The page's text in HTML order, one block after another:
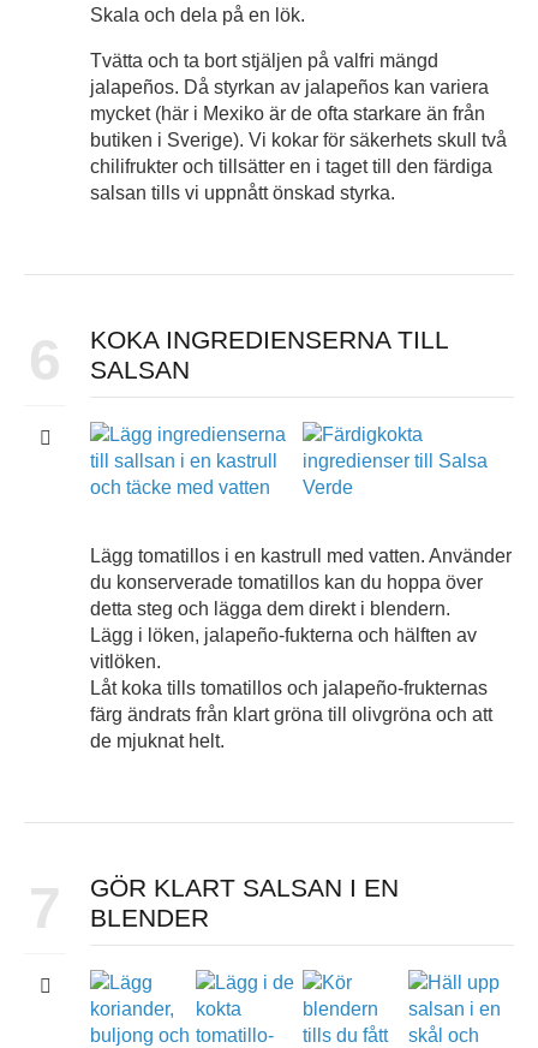
Skala och dela på en lök.
Tvätta och ta bort stjäljen på valfri mängd
jalapeños. Då styrkan av jalapeños kan variera
mycket (här i Mexiko är de ofta starkare än från
butiken i Sverige). Vi kokar för säkerhets skull två
chilifrukter och tillsätter en i taget till den färdiga
salsan tills vi uppnått önskad styrka.
6
KOKA INGREDIENSERNA TILL
SALSAN
Lägg tomatillos i en kastrull med vatten. Använder
du konserverade tomatillos kan du hoppa över
detta steg och lägga dem direkt i blendern.
Lägg i löken, jalapeño-fukterna och hälften av
vitlöken.
Låt koka tills tomatillos och jalapeño-frukternas
färg ändrats från klart gröna till olivgröna och att
de mjuknat helt.
7
GÖR KLART SALSAN I EN
BLENDER